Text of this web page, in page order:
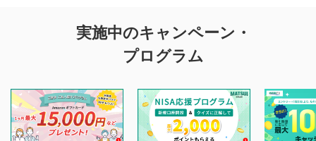
投稿に関する注意
を目的として、各動画コンテンツに、評価およびコメントの
投稿ができます。利用者は以下の注意事項をご理解のうえ、
閲覧および投稿を行うものとしてください。
他の利用者が動画を視聴される際の参考になるコメントをお
実施中のキャンペーン・
プログラム